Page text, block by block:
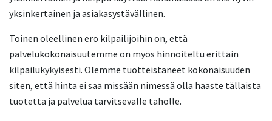
yksinkertainen ja asiakasystävällinen.
Toinen oleellinen ero kilpailijoihin on, että
palvelukokonaisuutemme on myös hinnoiteltu erittäin
kilpailukykyisesti. Olemme tuotteistaneet kokonaisuuden
siten, että hinta ei saa missään nimessä olla haaste tällaista
tuotetta ja palvelua tarvitsevalle taholle.